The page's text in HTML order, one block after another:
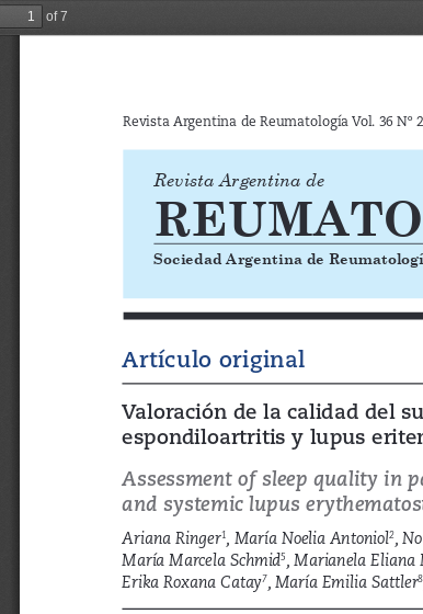
of 7
Revista Argentina de Reumatología Vol. 36 Nº
Revista Argentina de
Sociedad Argentina de
Artículo original
Valoración de la calidad del
espondiloartritis y lupus
Assessment of sleep quality
and systemic lupus
Ariana Ringer1 , María Noelia Antoniol2 ,
María Marcela Schmid5 , Marianela
Erika Roxana Catay7, María Emilia Sattler8